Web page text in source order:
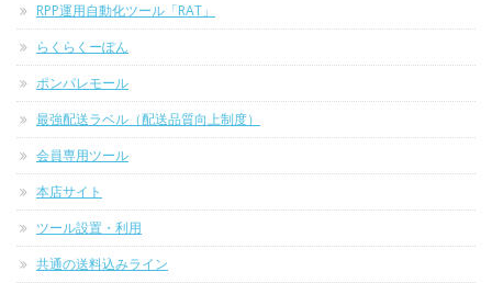
RPP運用自動化ツール「RAT」
らくらくーぽん
ポンパレモール
最強配送ラベル（配送品質向上制度）
会員専用ツール
本店サイト
ツール設置・利用
共通の送料込みライン